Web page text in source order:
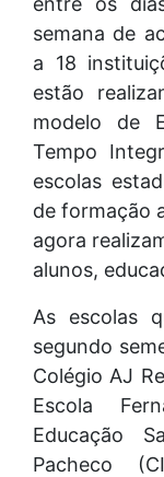
semana de
a 18
estão
modelo de
Tempo
escolas
de formação
agora
alunos,
As escolas
segundo
Colégio AJ
Escola
Educação
Pacheco